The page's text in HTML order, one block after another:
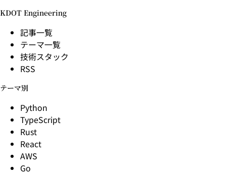
KDOT Engineering
記事一覧
テーマ一覧
技術スタック
RSS
テーマ別
Python
TypeScript
Rust
React
AWS
Go